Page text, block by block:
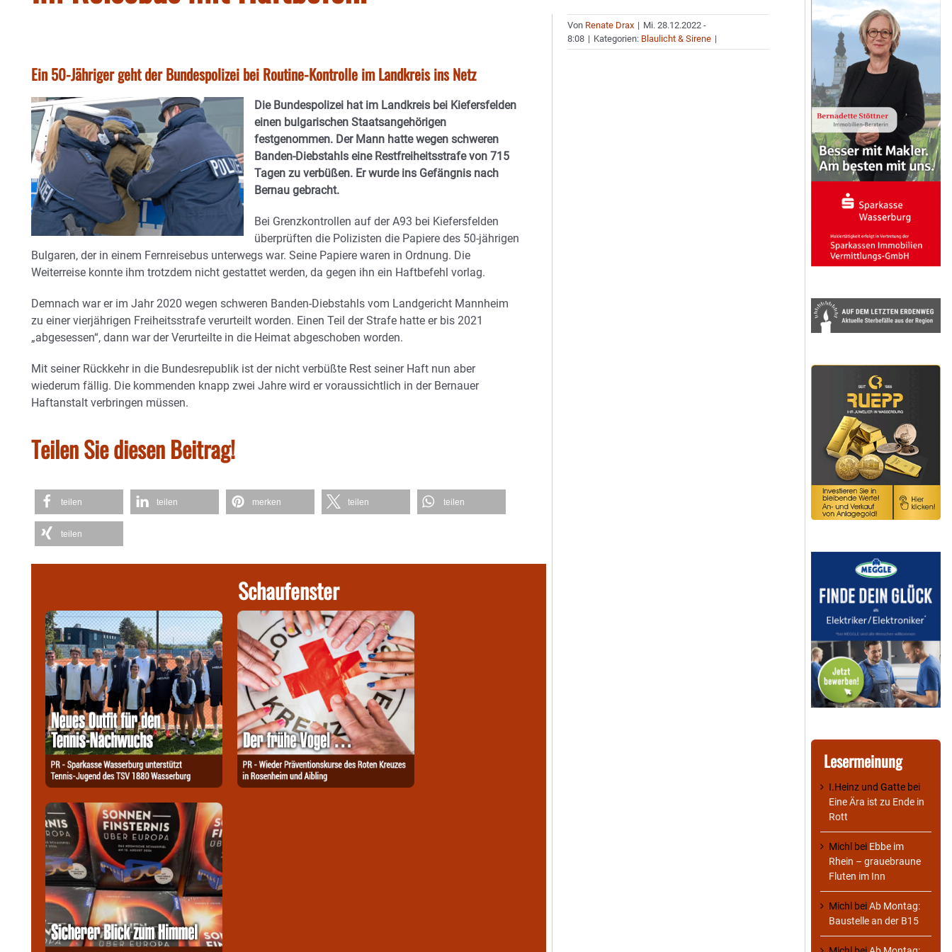
Ein 50-Jähriger geht der Bundespolizei bei Routine-Kontrolle im Landkreis ins Netz
Die Bundespolizei hat im Landkreis bei Kiefersfelden
einen bulgarischen Staatsangehörigen
festgenommen. Der Mann hatte wegen schweren
Banden-Diebstahls eine Restfreiheitsstrafe von 715
Tagen zu verbüßen. Er wurde ins Gefängnis nach
Bernau gebracht.
Bei Grenzkontrollen auf der A93 bei Kiefersfelden
überprüften die Polizisten die Papiere des 50-jährigen
Bulgaren, der in einem Fernreisebus unterwegs war. Seine Papiere waren in Ordnung. Die
Weiterreise konnte ihm trotzdem nicht gestattet werden, da gegen ihn ein Haftbefehl vorlag.
Demnach war er im Jahr 2020 wegen schweren Banden-Diebstahls vom Landgericht Mannheim
zu einer vierjährigen Freiheitsstrafe verurteilt worden. Einen Teil der Strafe hatte er bis 2021
„abgesessen“, dann war der Verurteilte in die Heimat abgeschoben worden.
Mit seiner Rückkehr in die Bundesrepublik ist der nicht verbüßte Rest seiner Haft nun aber
wiederum fällig. Die kommenden knapp zwei Jahre wird er voraussichtlich in der Bernauer
Haftanstalt verbringen müssen.
Teilen Sie diesen Beitrag!
teilen teilen merken teilen teilen
teilen
Schaufenster
Von Renate Drax | Mi. 28.12.2022 -
8:08 | Kategorien: Blaulicht & Sirene |
Lesermeinung
I.Heinz und Gatte bei
Eine Ära ist zu Ende in
Rott
Michl bei Ebbe im
Rhein – grauebraune
Fluten im Inn
Michl beiAb Montag:
Baustelle an der B15